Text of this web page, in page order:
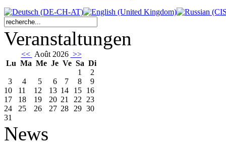
Veranstaltungen
<< Août 2026 >>
Lu Ma Me Je Ve Sa Di
1
2
3
4 5 6 7 8
9
10
11 12 13 14 15 16
17
18 19 20 21 22 23
24
25 26 27 28 29 30
31
News